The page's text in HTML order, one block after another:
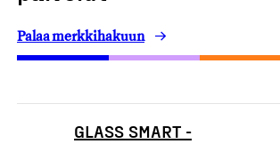
Palaa merkkihakuun
GLASS SMART -